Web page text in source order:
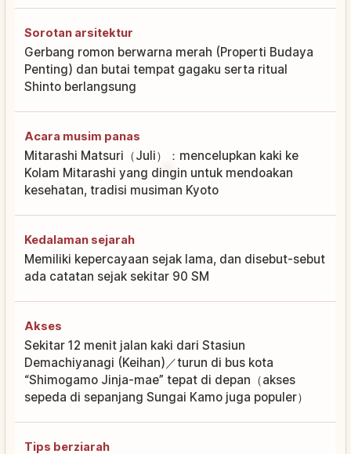
Sorotan arsitektur
Gerbang romon berwarna merah (Properti Budaya
Penting) dan butai tempat gagaku serta ritual
Shinto berlangsung
Acara musim panas
Mitarashi Matsuri（Juli）：mencelupkan kaki ke
Kolam Mitarashi yang dingin untuk mendoakan
kesehatan, tradisi musiman Kyoto
Kedalaman sejarah
Memiliki kepercayaan sejak lama, dan disebut-sebut
ada catatan sejak sekitar 90 SM
Akses
Sekitar 12 menit jalan kaki dari Stasiun
Demachiyanagi (Keihan)／turun di bus kota
“Shimogamo Jinja-mae” tepat di depan（akses
sepeda di sepanjang Sungai Kamo juga populer）
Tips berziarah